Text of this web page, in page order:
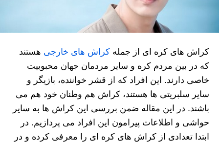
کراش های کره ای از جمله کراش های خارجی هستند
که در بین مردم کره و سایر مردمان جهان محبوبیت
خاصی دارند. این افراد که از قشر خواننده، بازیگر و
سایر سلبریتی ها هستند، کراش هم وطنان خود هم می
باشند. در این مقاله ضمن بررسی این کراش ها به سایر
حواشی و اطلاعات پیرامون این افراد می پردازیم. در
ابتدا تعدادی از کراش های کره ای را معرفی کرده و در